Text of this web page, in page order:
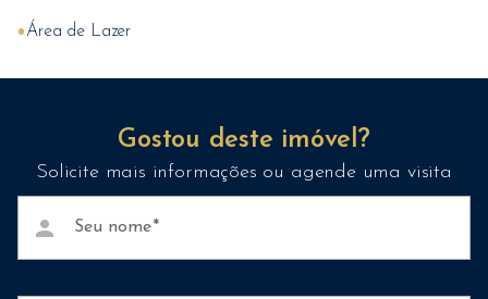
•Área de Lazer
Gostou deste imóvel?
Solicite mais informações ou agende uma visita
Seu nome
person